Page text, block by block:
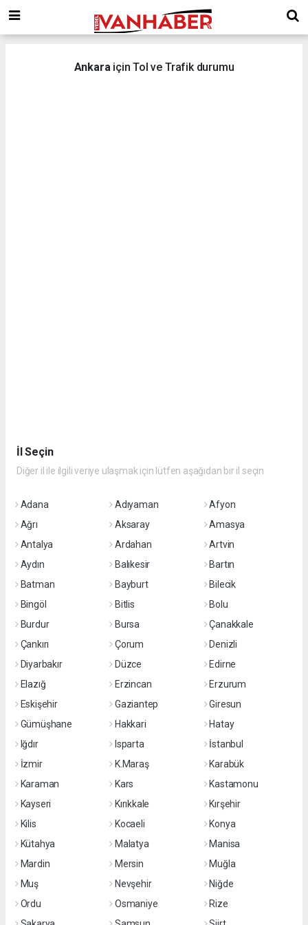
Ankara için Tol ve Trafik durumu
İl Seçin
Diğer il ile ilgili veriye ulaşmak için lütfen aşağıdan bir il seçin
Adana Adıyaman
Afyon
Ağrı
Aksaray
Amasya
Antalya
Ardahan
Artvin
Aydın
Balıkesir
Bartın
Batman
Bayburt
Bilecik
Bingöl
Bitlis
Bolu
Burdur
Bursa
Çanakkale
Çankırı
Çorum
Denizli
Diyarbakır
Düzce
Edirne
Elazığ
Erzincan
Erzurum
Eskişehir
Gaziantep
Giresun
Gümüşhane
Hakkari
Hatay
Iğdır
Isparta
İstanbul
İzmir
K.Maraş
Karabük
Karaman
Kars
Kastamonu
Kayseri
Kırıkkale
Kırşehir
Kilis
Kocaeli
Konya
Kütahya
Malatya
Manisa
Mardin
Mersin
Muğla
Muş
Nevşehir
Niğde
Ordu
Osmaniye
Rize